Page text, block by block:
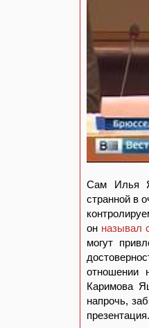
Сам Илья
странной в
он называл
могут
отношении
Каримова
напрочь,
презентация.